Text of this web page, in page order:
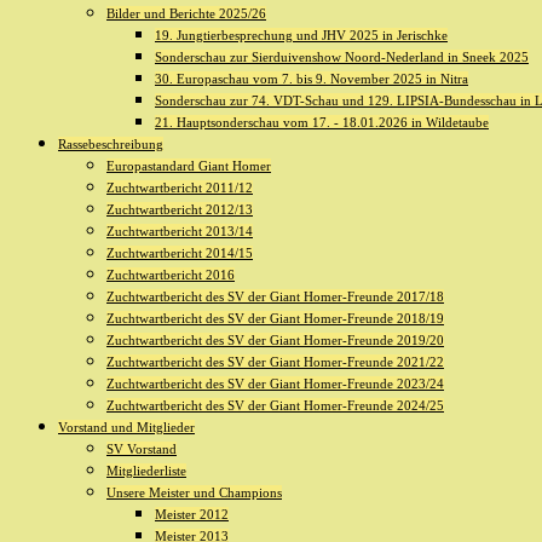
Bilder und Berichte 2025/26
19. Jungtierbesprechung und JHV 2025 in Jerischke
Sonderschau zur Sierduivenshow Noord-Nederland in Sneek 2025
30. Europaschau vom 7. bis 9. November 2025 in Nitra
Sonderschau zur 74. VDT-Schau und 129. LIPSIA-Bundesschau in
21. Hauptsonderschau vom 17. - 18.01.2026 in Wildetaube
Rassebeschreibung
Europastandard Giant Homer
Zuchtwartbericht 2011/12
Zuchtwartbericht 2012/13
Zuchtwartbericht 2013/14
Zuchtwartbericht 2014/15
Zuchtwartbericht 2016
Zuchtwartbericht des SV der Giant Homer-Freunde 2017/18
Zuchtwartbericht des SV der Giant Homer-Freunde 2018/19
Zuchtwartbericht des SV der Giant Homer-Freunde 2019/20
Zuchtwartbericht des SV der Giant Homer-Freunde 2021/22
Zuchtwartbericht des SV der Giant Homer-Freunde 2023/24
Zuchtwartbericht des SV der Giant Homer-Freunde 2024/25
Vorstand und Mitglieder
SV Vorstand
Mitgliederliste
Unsere Meister und Champions
Meister 2012
Meister 2013